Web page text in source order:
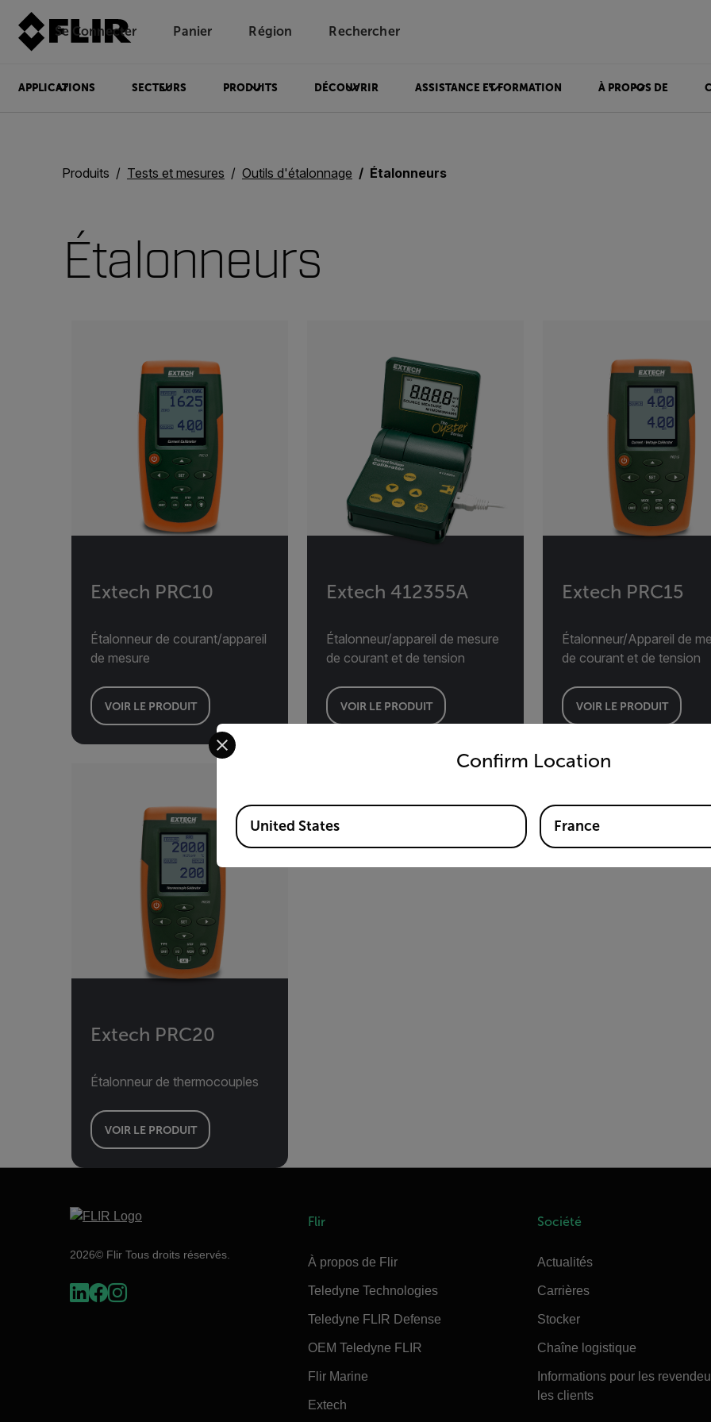
Se Connecter Unread messages
Panier Région Rechercher
APPLICATIONS SECTEURS PRODUITS DÉCOUVRIR ASSISTANCE ET FORMATION À PROPOS DE
Produits Tests et mesures Outils d'étalonnage Étalonneurs
Étalonneurs
Extech PRC10
Étalonneur de courant/appareil
de mesure
VOIR LE PRODUIT
Extech 412355A
Étalonneur/appareil de mesure
de courant et de tension
VOIR LE PRODUIT
Extech PRC15
Étalonneur/Appareil de
de courant et de tension
VOIR LE PRODUIT
Extech PRC20
Étalonneur de thermocouples
VOIR LE PRODUIT
2026© Flir Tous droits réservés.
Flir
À propos de Flir
Teledyne Technologies
Teledyne FLIR Defense
OEM Teledyne FLIR
Flir Marine
Extech
Société
Actualités
Carrières
Stocker
Chaîne logistique
Informations pour les
les clients
Confirm Location
Select your preferred country and language from the options below to access the
Available Locations
United States France